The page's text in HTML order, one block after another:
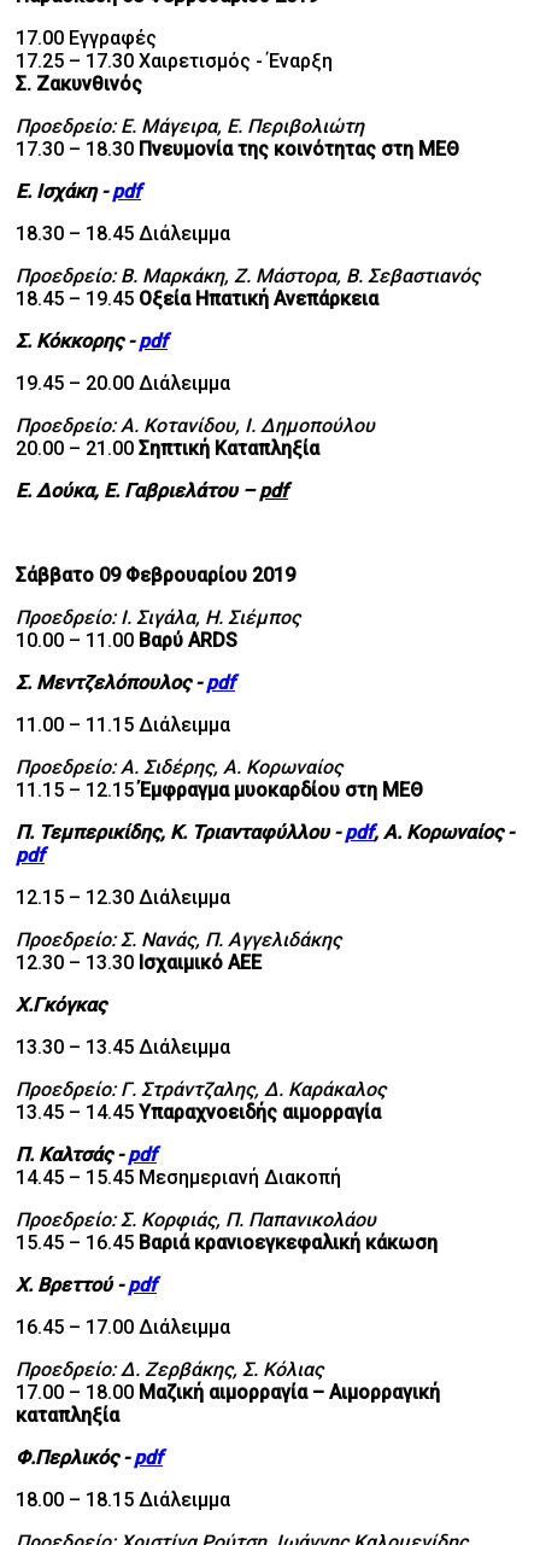
17.00 Εγγραφές
17.25 – 17.30 Χαιρετισμός - Έναρξη
Σ. Ζακυνθινός
Προεδρείο: Ε. Μάγειρα, Ε. Περιβολιώτη
17.30 – 18.30 Πνευμονία της κοινότητας στη ΜΕΘ
Ε. Ισχάκη -pdf
18.30 – 18.45 Διάλειμμα
Προεδρείο: Β. Μαρκάκη, Ζ. Μάστορα, Β. Σεβαστιανός
18.45 – 19.45 Οξεία Ηπατική Ανεπάρκεια
Σ. Κόκκορης -pdf
19.45 – 20.00 Διάλειμμα
Προεδρείο: Α. Κοτανίδου, Ι. Δημοπούλου
20.00 – 21.00 Σηπτική Καταπληξία
Ε. Δούκα, Ε. Γαβριελάτου–pdf
Σάββατο 09 Φεβρουαρίου 2019
Προεδρείο: Ι. Σιγάλα, Η. Σιέμπος
10.00 – 11.00 Βαρύ ARDS
Σ. Μεντζελόπουλος -pdf
11.00 – 11.15 Διάλειμμα
Προεδρείο: Α. Σιδέρης, Α. Κορωναίος
11.15 – 12.15Έμφραγμα μυοκαρδίου στη ΜΕΘ
Π. Τεμπερικίδης, Κ. Τριανταφύλλου -pdf, Α. Κορωναίος -
pdf
12.15 – 12.30 Διάλειμμα
Προεδρείο: Σ. Νανάς, Π. Αγγελιδάκης
12.30 – 13.30 Ισχαιμικό ΑΕΕ
Χ.Γκόγκας
13.30 – 13.45 Διάλειμμα
Προεδρείο: Γ. Στράντζαλης, Δ. Καράκαλος
13.45 – 14.45 Υπαραχνοειδής αιμορραγία
Π. Καλτσάς -pdf
14.45 – 15.45 Μεσημεριανή Διακοπή
Προεδρείο: Σ. Κορφιάς, Π. Παπανικολάου
15.45 – 16.45 Βαριά κρανιοεγκεφαλική κάκωση
Χ. Βρεττού -pdf
16.45 – 17.00 Διάλειμμα
Προεδρείο: Δ. Ζερβάκης, Σ. Κόλιας
17.00 – 18.00 Μαζική αιμορραγία – Αιμορραγική
καταπληξία
Φ.Περλικός -pdf
18.00 – 18.15 Διάλειμμα